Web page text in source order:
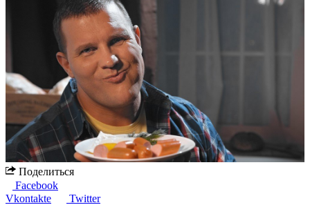
Поделиться
Facebook
Vkontakte
Twitter